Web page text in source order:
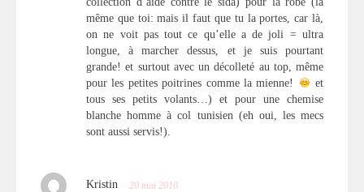
même que toi: mais il faut que tu la portes, car là,
on ne voit pas tout ce qu’elle a de joli = ultra
longue, à marcher dessus, et je suis pourtant
grande! et surtout avec un décolleté au top, même
pour les petites poitrines comme la mienne!
et
tous ses petits volants…) et pour une chemise
blanche homme à col tunisien (eh oui, les mecs
sont aussi servis!).
Kristin 20 mai 2010